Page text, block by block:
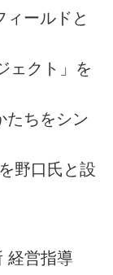
ィールドと
ェクト」を
たちをシン
野口氏と設
経営指導